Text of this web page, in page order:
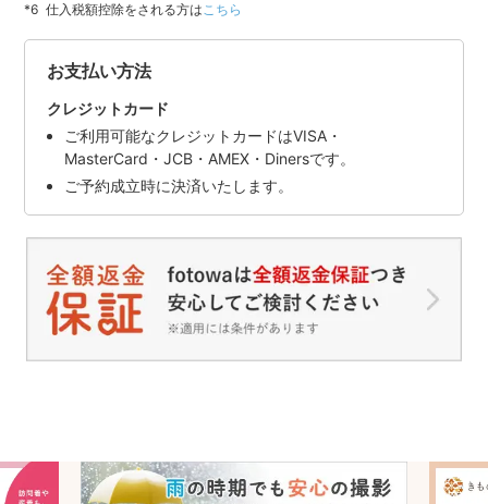
仕入税額控除をされる方はこちら
お支払い方法
クレジットカード
ご利用可能なクレジットカードはVISA・
MasterCard・JCB・AMEX・Dinersです。
ご予約成立時に決済いたします。